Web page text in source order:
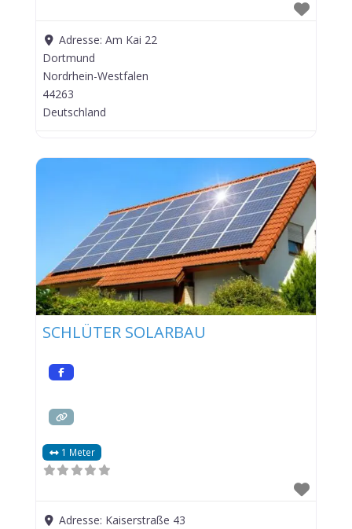
Adresse:Am Kai 22
Dortmund
Nordrhein-Westfalen
44263
Deutschland
SCHLÜTER SOLARBAU
1 Meter
Adresse: Kaiserstraße 43